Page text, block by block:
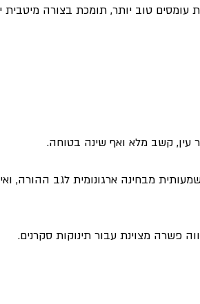
טוב יותר, תומכת בצורה מיטבית
קשב מלא ואף שינה בטוחה.
מבחינה ארגונומית לגב ההורה,
פשרה מצוינת עבור תינוקות סקרנים.